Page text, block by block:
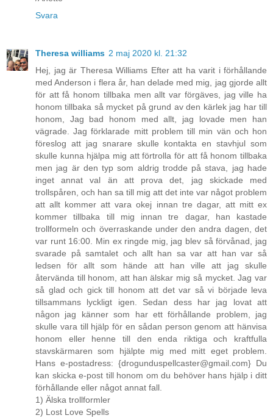
Svara
Theresa williams 2 maj 2020 kl. 21:32
Hej, jag är Theresa Williams Efter att ha varit i förhållande
med Anderson i flera år, han delade med mig, jag gjorde allt
för att få honom tillbaka men allt var förgäves, jag ville ha
honom tillbaka så mycket på grund av den kärlek jag har till
honom, Jag bad honom med allt, jag lovade men han
vägrade. Jag förklarade mitt problem till min vän och hon
föreslog att jag snarare skulle kontakta en stavhjul som
skulle kunna hjälpa mig att förtrolla för att få honom tillbaka
men jag är den typ som aldrig trodde på stava, jag hade
inget annat val än att prova det, jag skickade med
trollspåren, och han sa till mig att det inte var något problem
att allt kommer att vara okej innan tre dagar, att mitt ex
kommer tillbaka till mig innan tre dagar, han kastade
trollformeln och överraskande under den andra dagen, det
var runt 16:00. Min ex ringde mig, jag blev så förvånad, jag
svarade på samtalet och allt han sa var att han var så
ledsen för allt som hände att han ville att jag skulle
återvända till honom, att han älskar mig så mycket. Jag var
så glad och gick till honom att det var så vi började leva
tillsammans lyckligt igen. Sedan dess har jag lovat att
någon jag känner som har ett förhållande problem, jag
skulle vara till hjälp för en sådan person genom att hänvisa
honom eller henne till den enda riktiga och kraftfulla
stavskärmaren som hjälpte mig med mitt eget problem.
Hans e-postadress: {drogunduspellcaster@gmail.com} Du
kan skicka e-post till honom om du behöver hans hjälp i ditt
förhållande eller något annat fall.
1) Älska trollformler
2) Lost Love Spells